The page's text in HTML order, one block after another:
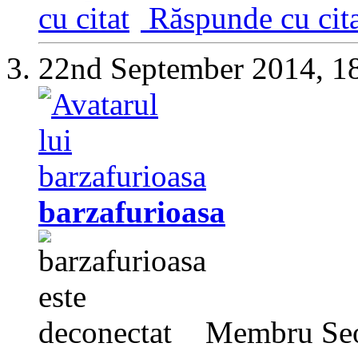
Răspunde cu
22nd September 2014,
barzafurioasa
Membru